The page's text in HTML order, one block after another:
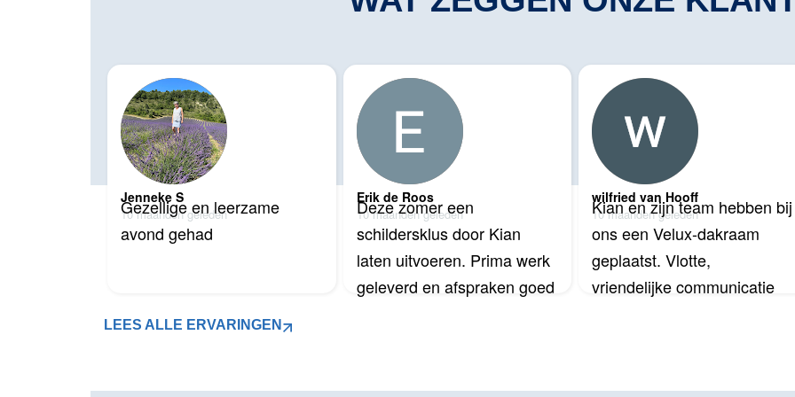
Jenneke S
10 maanden geleden
Gezellige en leerzame
avond gehad
Erik de Roos
10 maanden geleden
Deze zomer een
schildersklus door Kian
laten uitvoeren. Prima werk
geleverd en afspraken goed
wilfried van Hooff
10 maanden geleden
Kian en zijn team hebben bij
ons een Velux-dakraam
geplaatst. Vlotte,
vriendelijke communicatie
LEES ALLE ERVARINGEN